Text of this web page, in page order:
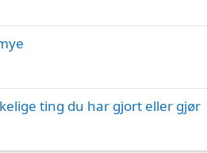
ting du har gjort eller gjør